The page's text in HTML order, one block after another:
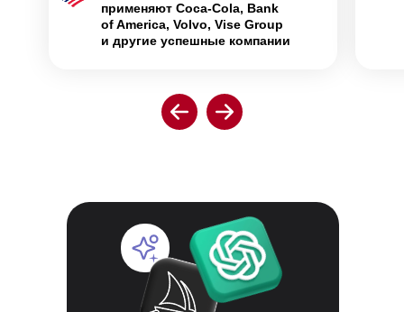
применяют Coca-Cola, Bank
of America, Volvo, Vise Group
и другие успешные компании